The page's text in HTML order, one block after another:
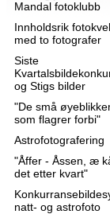
Mandal fotoklubb
Innholdsrik
med to fotografer
Siste
og Stigs bilder
"De små
som flagrer forbi"
Astrofotografering
"Åffer - Åssen, æ
det etter kvart"
natt- og astrofoto